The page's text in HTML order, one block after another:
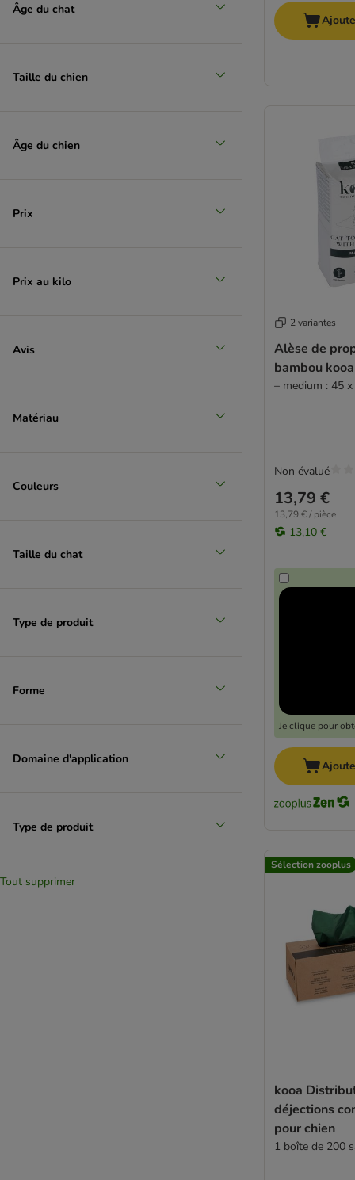
Âge du chat
Taille du chien
Âge du chien
Prix
Prix au kilo
Avis
Matériau
Couleurs
Taille du chat
Type de produit
Forme
Domaine d'application
Type de produit
Tout supprimer
2 variantes
Alèse de
bambou
– medium : 45
13,79 €
13,79 € / pièce
13,10 €
Je clique pour
Non évalué
Sélection zooplus
kooa
déjections
pour chien
1 boîte de 200